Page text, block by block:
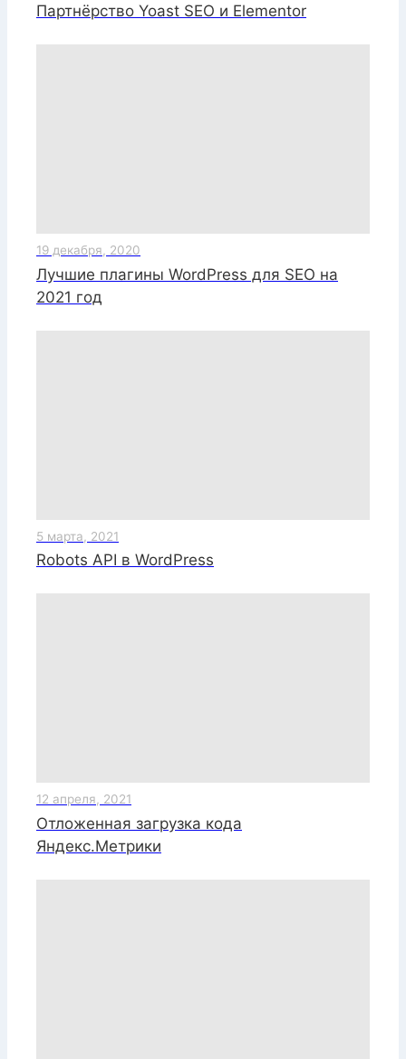
Партнёрство Yoast SEO и Elementor
19 декабря, 2020
Лучшие плагины WordPress для SEO на
2021 год
5 марта, 2021
Robots API в WordPress
12 апреля, 2021
Отложенная загрузка кода
Яндекс.Метрики